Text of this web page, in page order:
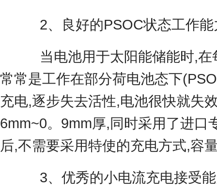
2、良好的PSOC状态工作能
当电池用于太阳能储能时,在
常常是工作在部分荷电池态下
充电,逐步失去活性,电池很快就失
6mm~0。9mm厚,同时采用了进口
后,不需要采用特使的充电方式,容
3、优秀的小电流充电接受能